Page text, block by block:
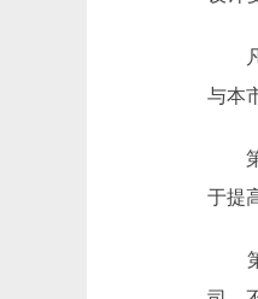
凡
与本
第
于提
第